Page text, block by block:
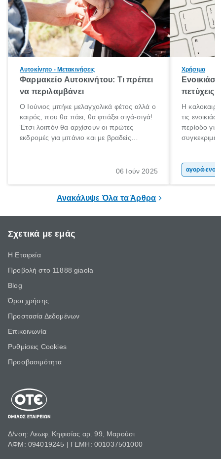
Αυτοκίνητο - Μετακινήσεις
Φαρμακείο Αυτοκινήτου: Τι πρέπει
να περιλαμβάνει
Ο Ιούνιος μπήκε μελαγχολικά φέτος αλλά ο
καιρός, που θα πάει, θα φτιάξει σιγά-σιγά!
Έτσι λοιπόν θα αρχίσουν οι πρώτες
εκδρομές για μπάνιο και με βραδείς
06 Ιούν 2025
Χρήσιμα
Η
τις
περίοδο
πολιτών,
επιλέξουν
Ανακάλυψε Όλα τα Άρθρα
Σχετικά με εμάς
Η Εταιρεία
Προβολή στο 11888 giaola
Blog
Όροι χρήσης
Προστασία Δεδομένων
Επικοινωνία
Ρυθμίσεις Cookies
Προσβασιμότητα
Δ/νση: Λεωφ. Κηφισίας αρ. 99, Μαρούσι
ΑΦΜ: 094019245 | ΓΕΜΗ: 001037501000